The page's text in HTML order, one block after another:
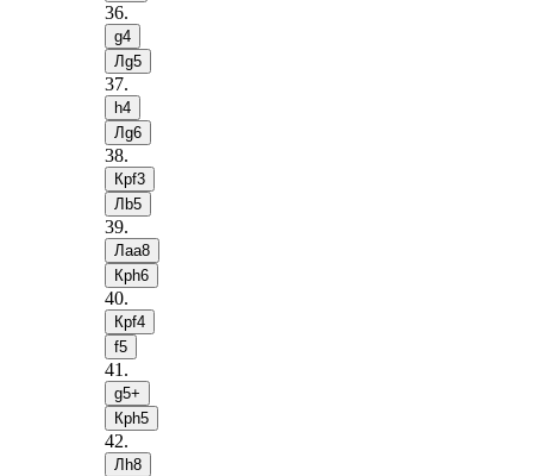
36.
g4
Лg5
37.
h4
Лg6
38.
Крf3
Лb5
39.
Лaa8
Крh6
40.
Крf4
f5
41 .
g5+
Крh5
42.
Лh8